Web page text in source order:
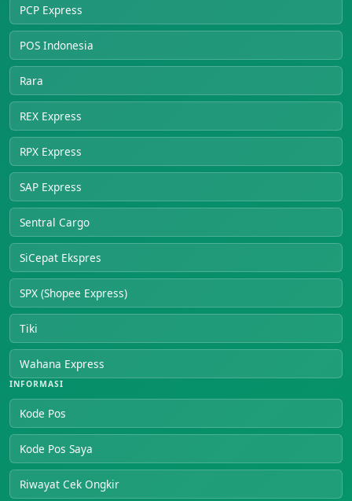
PCP Express
POS Indonesia
Rara
REX Express
RPX Express
SAP Express
Sentral Cargo
SiCepat Ekspres
SPX (Shopee Express)
Tiki
Wahana Express
INFORMASI
Kode Pos
Kode Pos Saya
Riwayat Cek Ongkir